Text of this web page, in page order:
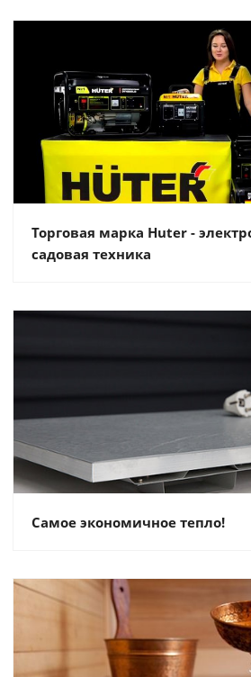
Торговая марка Huter -
садовая техника
Самое экономичное тепло!